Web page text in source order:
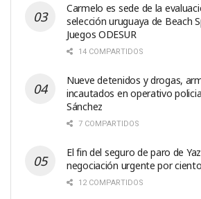
Carmelo es sede de la
selección uruguaya de Beach
Juegos ODESUR
14 COMPARTIDOS
Nueve detenidos y drogas,
incautados en operativo
Sánchez
7 COMPARTIDOS
El fin del seguro de paro de
negociación urgente por
12 COMPARTIDOS